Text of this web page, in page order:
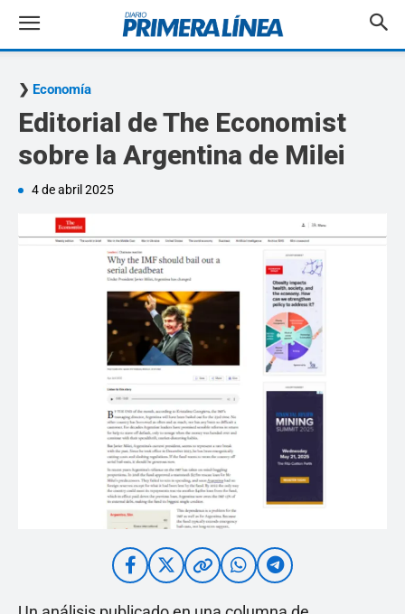
Economía
Editorial de The Economist
sobre la Argentina de Milei
4 de abril 2025